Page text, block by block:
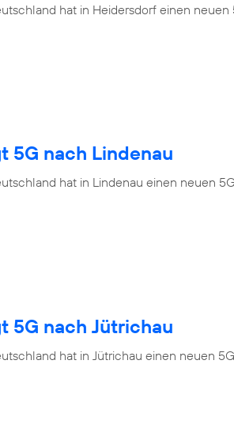
hat in Heidersdorf einen neuen
5G nach Lindenau
hat in Lindenau einen neuen
5G nach Jütrichau
hat in Jütrichau einen neuen